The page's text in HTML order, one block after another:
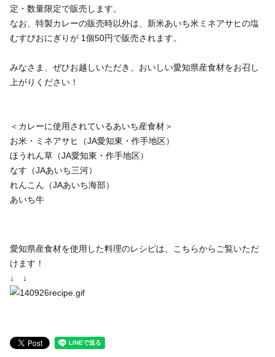
定・数量限定で販売します。
なお、特製カレーの販売時以外は、新米あいち米ミネアサヒの塩
むすびおにぎりが 1個50円で販売されます。
みなさま、ぜひお越しいただき、おいしい愛知県産食材をお召し
上がりください！
＜カレーに使用されているあいち産食材＞
お米・ミネアサヒ（JA愛知東・作手地区）
ほうれん草（JA愛知東・作手地区）
なす（JAあいち三河）
れんこん（JAあいち海部）
あいち牛
愛知県産食材を使用した料理のレシピは、こちらからご覧いただ
けます！
↓ ↓